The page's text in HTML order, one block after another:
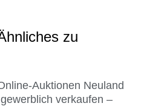
zu
Auktionen Neuland
verkaufen –